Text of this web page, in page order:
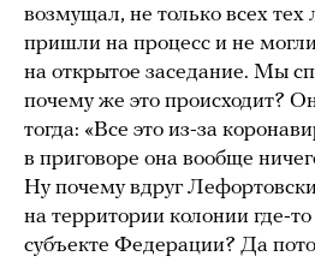
возмущал, не только всех
пришли на процесс и не
на открытое заседание. Мы
почему же это происходит?
тогда: «Все это из-за
в приговоре она вообще
Ну почему вдруг
на территории колонии где-
субъекте Федерации? Да